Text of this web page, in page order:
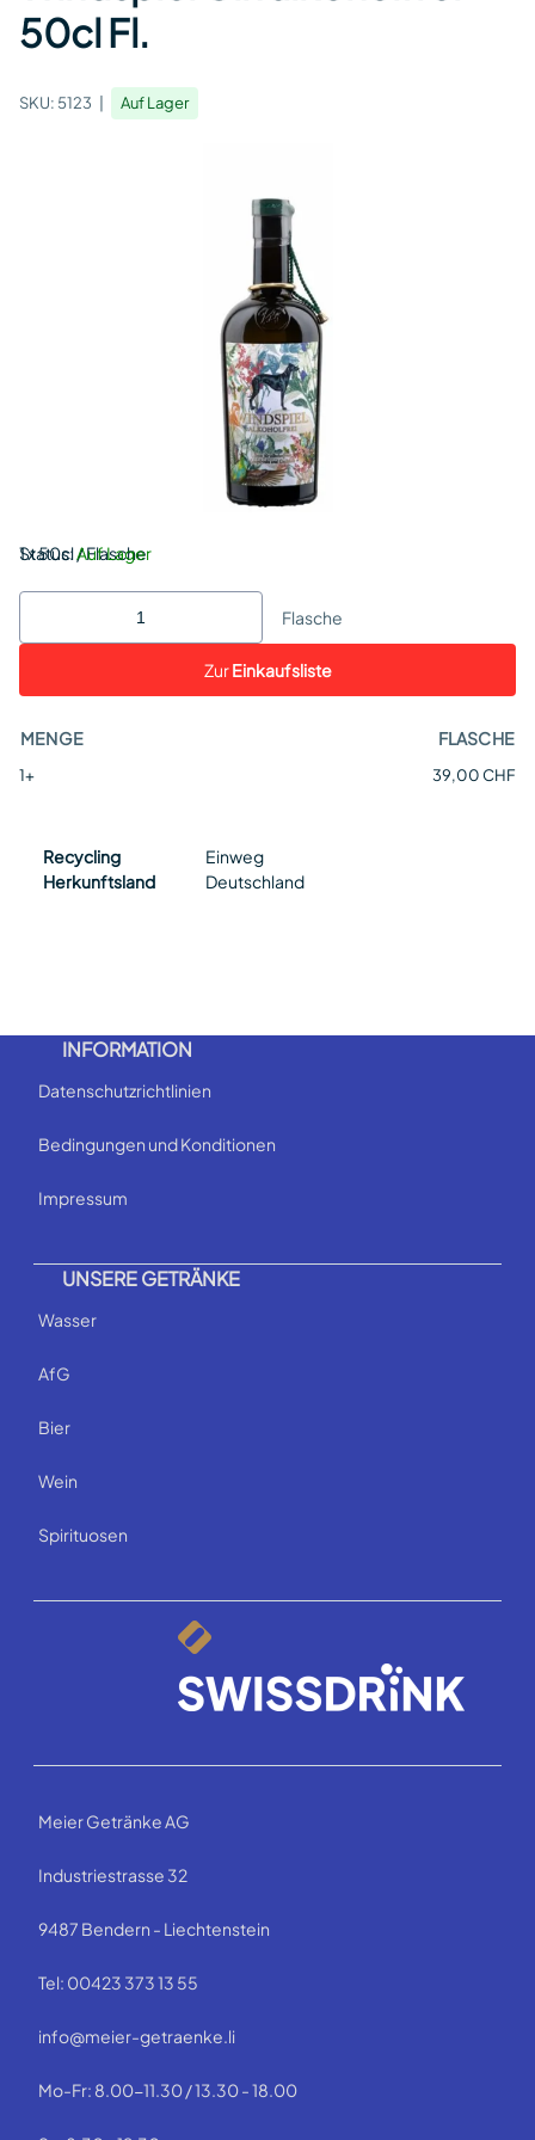
50cl Fl.
SKU: 5123 Auf Lager
Status:Auf Lager
1 x 50cl / Flasche
Flasche
ZurEinkaufsliste
MENGE FLASCHE
1+ 39,00 CHF
Recycling
Einweg
Herkunftsland
Deutschland
INFORMATION
Datenschutzrichtlinien
Bedingungen und Konditionen
Impressum
UNSERE GETRÄNKE
Wasser
AfG
Bier
Wein
Spirituosen
Meier Getränke AG
Industriestrasse 32
9487 Bendern - Liechtenstein
Tel: 00423 373 13 55
info@meier-getraenke.li
Mo-Fr: 8.00-11.30 / 13.30 - 18.00